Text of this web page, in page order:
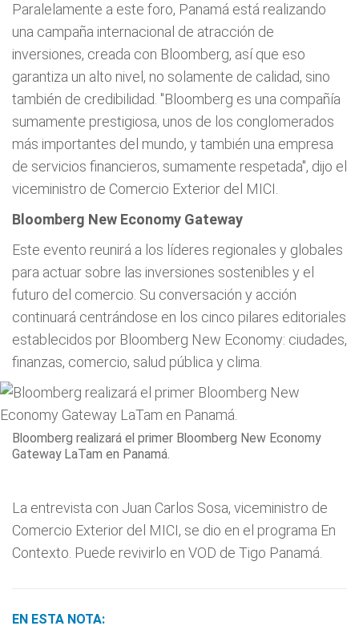
Paralelamente a este foro, Panamá está realizando
una campaña internacional de atracción de
inversiones, creada con Bloomberg, así que eso
garantiza un alto nivel, no solamente de calidad, sino
también de credibilidad. "Bloomberg es una compañía
sumamente prestigiosa, unos de los conglomerados
más importantes del mundo, y también una empresa
de servicios financieros, sumamente respetada", dijo el
viceministro de Comercio Exterior del MICI.
Bloomberg New Economy Gateway
Este evento reunirá a los líderes regionales y globales
para actuar sobre las inversiones sostenibles y el
futuro del comercio. Su conversación y acción
continuará centrándose en los cinco pilares editoriales
establecidos por Bloomberg New Economy: ciudades,
finanzas, comercio, salud pública y clima.
Bloomberg realizará el primer Bloomberg New Economy
Gateway LaTam en Panamá.
La entrevista con Juan Carlos Sosa, viceministro de
Comercio Exterior del MICI, se dio en el programa En
Contexto. Puede revivirlo en VOD de Tigo Panamá.
EN ESTA NOTA: